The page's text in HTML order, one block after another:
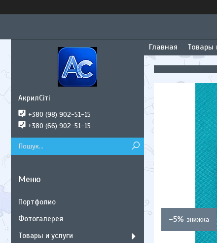
Главная Товары
–5%
АкрилСіті
+380 (98) 902-51-15
+380 (66) 902-51-15
Портфолио
Фотогалерея
Товары и услуги